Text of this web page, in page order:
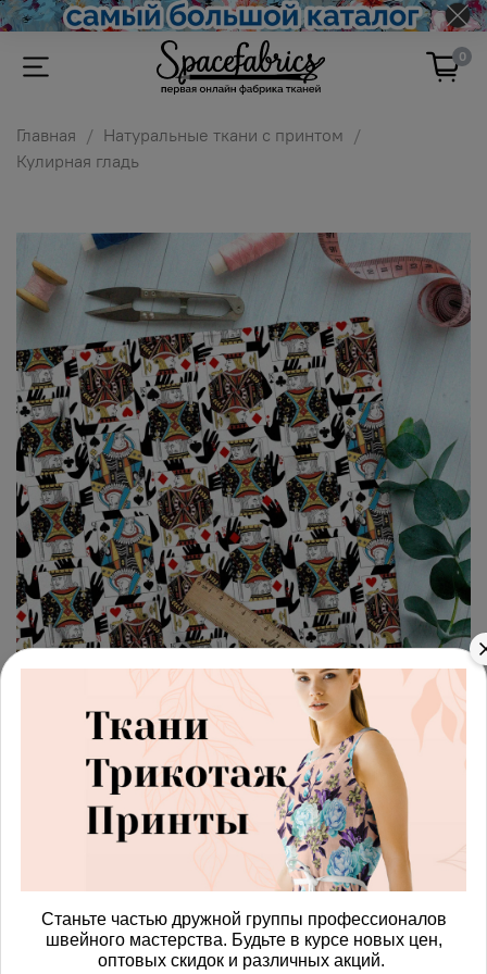
0
Главная
Натуральные ткани с принтом
Кулирная гладь
(0) арт.42871489_kulirka
Ткань кулирная гладь
пёстрые игральные карты
Получить доступ к оптовым ценам
В корзину
Станьте частью дружной группы профессионалов
швейного мастерства. Будьте в курсе новых цен,
оптовых скидок и различных акций.